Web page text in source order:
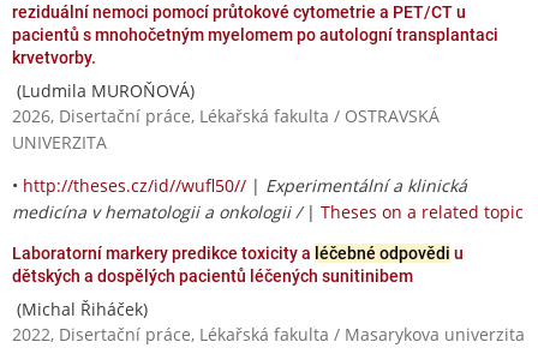
reziduální nemoci pomocí průtokové cytometrie a PET/CT u
pacientů s mnohočetným myelomem po autologní transplantaci
krvetvorby.
(Ludmila MUROŇOVÁ)
2026, Disertační práce, Lékařská fakulta / OSTRAVSKÁ
UNIVERZITA
• http://theses.cz/id//wufl50// | Experimentální a klinická
medicína v hematologii a onkologii / | Theses on a related topic
Laboratorní markery predikce toxicity a léčebné odpovědi u
dětských a dospělých pacientů léčených sunitinibem
(Michal Řiháček)
2022, Disertační práce, Lékařská fakulta / Masarykova univerzita